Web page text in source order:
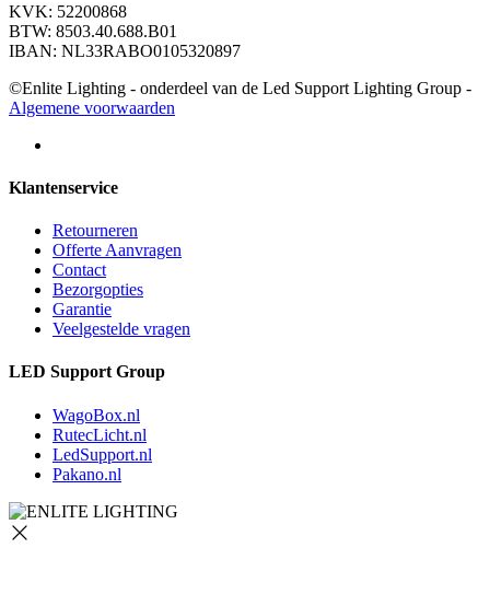
KVK: 52200868
BTW: 8503.40.688.B01
IBAN: NL33RABO0105320897
©Enlite Lighting - onderdeel van de Led Support Lighting Group -
Algemene voorwaarden
Klantenservice
Retourneren
Offerte Aanvragen
Contact
Bezorgopties
Garantie
Veelgestelde vragen
LED Support Group
WagoBox.nl
RutecLicht.nl
LedSupport.nl
Pakano.nl